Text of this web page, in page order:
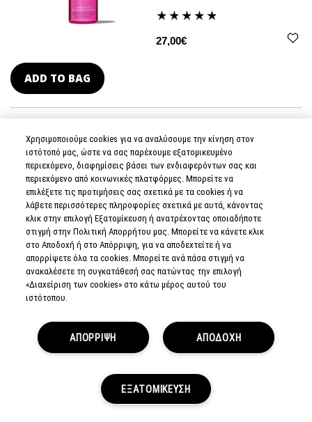
27,00€
ADD TO BAG
BLUSH
ΥΓΡΟ ΡΟΥΖ, ΕΝΙΣΧΥΣΗΣ ΤΗΣ
ΛΑΜΨΗΣ, ΠΡΟΣΑΡΜΟΣΙΜΗ
ΑΠΟΔΟΣΗ ΧΡΩΜΑΤΟΣ,
ΠΕΡΙΠΟΙΗΤΙΚΗ ΔΡΑΣΗ.
29,00€
PRO PALETTE
(INSERT)
12 ΘΕΣΕΙΣ, ΠΡΟΣΑΡΜΟΣΤΕ ΤΟ, ΓΙΑ
STORES
Χρησιμοποιούμε cookies για να αναλύσουμε την κίνηση στον
ιστότοπό μας, ώστε να σας παρέχουμε εξατομικευμένο
περιεχόμενο, διαφημίσεις βάσει των ενδιαφερόντων σας και
περιεχόμενο από κοινωνικές πλατφόρμες. Μπορείτε να
επιλέξετε τις προτιμήσεις σας σχετικά με τα cookies ή να
λάβετε περισσότερες πληροφορίες σχετικά με αυτά, κάνοντας
κλικ στην επιλογή Εξατομίκευση ή ανατρέχοντας οποιαδήποτε
στιγμή στην Πολιτική Απορρήτου μας. Μπορείτε να κάνετε κλικ
στο Αποδοχή ή στο Απόρριψη, για να αποδεχτείτε ή να
απορρίψετε όλα τα cookies. Μπορείτε ανά πάσα στιγμή να
ανακαλέσετε τη συγκατάθεσή σας πατώντας την επιλογή
«Διαχείριση των cookies» στο κάτω μέρος αυτού του
ιστότοπου.
ΑΠΟΔΟΧΗ
ΑΠΟΡΡΙΨΗ
ΕΞΑΤΟΜΙΚΕΥΣΗ